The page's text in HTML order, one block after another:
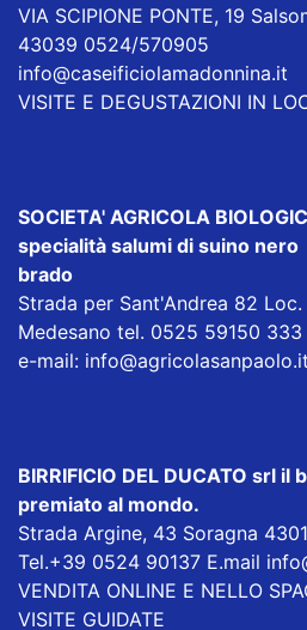
VIA SCIPIONE PONTE, 19
43039 0524/570905
info@caseificiolamadonnina.it
VISITE E DEGUSTAZIONI IN
SOCIETA' AGRICOLA
specialità salumi di suino
brado
Strada per Sant'Andrea 82
Medesano tel. 0525 59150
e-mail: info@agricolasanpaolo.it
BIRRIFICIO DEL DUCATO srl il
premiato al mondo.
Strada Argine, 43 Soragna
Tel.+39 0524 90137 E.mail
VENDITA ONLINE E NELLO
VISITE GUIDATE